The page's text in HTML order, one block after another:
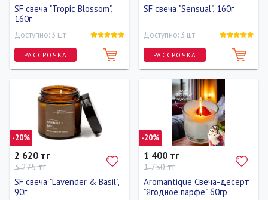
SF свеча "Tropic Blossom",
160г
Доступно: 3 шт
РАССРОЧКА
SF свеча "Sensual", 160г
Доступно: 3 шт
РАССРОЧКА
-20%
2 620 тг
3 275 тг
SF свеча "Lavender & Basil",
90г
-20%
1 400 тг
1 750 тг
Aromantique Свеча-десерт
"Ягодное парфе" 60гр